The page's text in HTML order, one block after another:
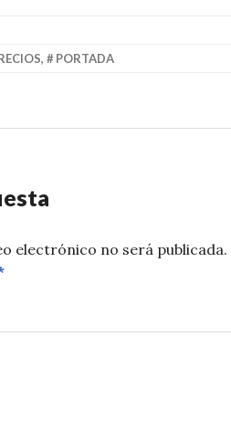
, PORTADA
electrónico no será publicada.